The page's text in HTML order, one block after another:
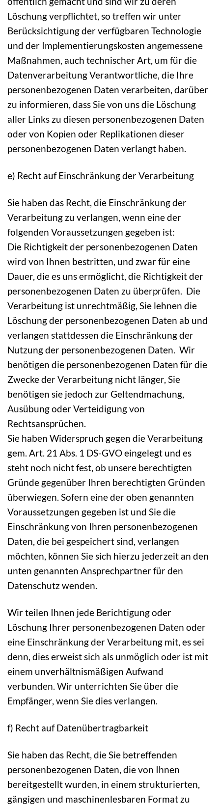
Löschung verpflichtet, so treffen wir unter
Berücksichtigung der verfügbaren Technologie
und der Implementierungskosten angemessene
Maßnahmen, auch technischer Art, um für die
Datenverarbeitung Verantwortliche, die Ihre
personenbezogenen Daten verarbeiten, darüber
zu informieren, dass Sie von uns die Löschung
aller Links zu diesen personenbezogenen Daten
oder von Kopien oder Replikationen dieser
personenbezogenen Daten verlangt haben.
e) Recht auf Einschränkung der Verarbeitung
Sie haben das Recht, die Einschränkung der
Verarbeitung zu verlangen, wenn eine der
folgenden Voraussetzungen gegeben ist:
Die Richtigkeit der personenbezogenen Daten
wird von Ihnen bestritten, und zwar für eine
Dauer, die es uns ermöglicht, die Richtigkeit der
personenbezogenen Daten zu überprüfen. Die
Verarbeitung ist unrechtmäßig, Sie lehnen die
Löschung der personenbezogenen Daten ab und
verlangen stattdessen die Einschränkung der
Nutzung der personenbezogenen Daten. Wir
benötigen die personenbezogenen Daten für die
Zwecke der Verarbeitung nicht länger, Sie
benötigen sie jedoch zur Geltendmachung,
Ausübung oder Verteidigung von
Rechtsansprüchen.
Sie haben Widerspruch gegen die Verarbeitung
gem. Art. 21 Abs. 1 DS-GVO eingelegt und es
steht noch nicht fest, ob unsere berechtigten
Gründe gegenüber Ihren berechtigten Gründen
überwiegen. Sofern eine der oben genannten
Voraussetzungen gegeben ist und Sie die
Einschränkung von Ihren personenbezogenen
Daten, die bei gespeichert sind, verlangen
möchten, können Sie sich hierzu jederzeit an den
unten genannten Ansprechpartner für den
Datenschutz wenden.
Wir teilen Ihnen jede Berichtigung oder
Löschung Ihrer personenbezogenen Daten oder
eine Einschränkung der Verarbeitung mit, es sei
denn, dies erweist sich als unmöglich oder ist mit
einem unverhältnismäßigen Aufwand
verbunden. Wir unterrichten Sie über die
Empfänger, wenn Sie dies verlangen.
f) Recht auf Datenübertragbarkeit
Sie haben das Recht, die Sie betreffenden
personenbezogenen Daten, die von Ihnen
bereitgestellt wurden, in einem strukturierten,
gängigen und maschinenlesbaren Format zu